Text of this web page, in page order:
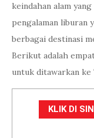
keindahan alam
pengalaman liburan
berbagai destinasi
Berikut adalah
untuk ditawarkan ke
KLIK DI